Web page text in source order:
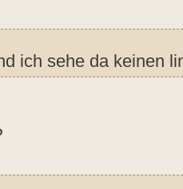
ich sehe da keinen